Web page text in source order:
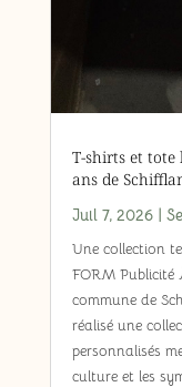
T-shirts et tote
ans de
Juil 7, 2026|
Une collection
FORM Publicité
commune de
réalisé une
personnalisés
culture et les